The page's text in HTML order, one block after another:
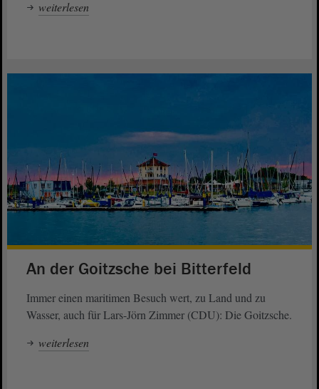
weiterlesen
An der Goitzsche bei Bitterfeld
Immer einen maritimen Besuch wert, zu Land und zu
Wasser, auch für Lars-Jörn Zimmer (CDU): Die Goitzsche.
weiterlesen